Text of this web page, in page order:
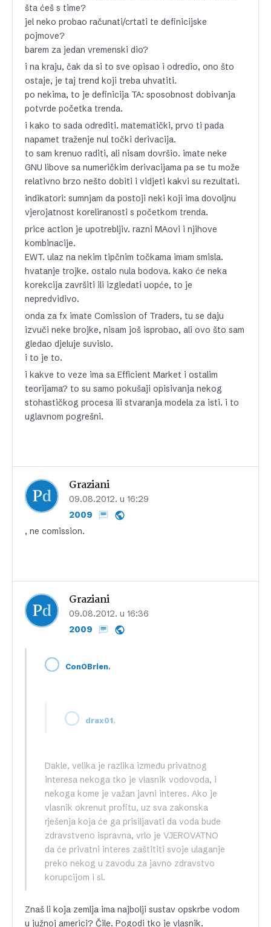
šta ćeš s time?
jel neko probao računati/crtati te definicijske
pojmove?
barem za jedan vremenski dio?
i na kraju, čak da si to sve opisao i odredio, ono što
ostaje, je taj trend koji treba uhvatiti.
po nekima, to je definicija TA: sposobnost dobivanja
potvrde početka trenda.
i kako to sada odrediti. matematički, prvo ti pada
napamet traženje nul točki derivacija.
to sam krenuo raditi, ali nisam dovršio. imate neke
GNU libove sa numeričkim derivacijama pa se tu može
relativno brzo nešto dobiti i vidjeti kakvi su rezultati.
indikatori: sumnjam da postoji neki koji ima dovoljnu
vjerojatnost koreliranosti s početkom trenda.
price action je upotrebljiv. razni MAovi i njihove
kombinacije.
EWT. ulaz na nekim tipčnim točkama imam smisla.
hvatanje trojke. ostalo nula bodova. kako će neka
korekcija završiti ili izgledati uopće, to je
nepredvidivo.
onda za fx imate Comission of Traders, tu se daju
izvuči neke brojke, nisam još isprobao, ali ovo što sam
gledao djeluje suvislo.
i to je to.
i kakve to veze ima sa Efficient Market i ostalim
teorijama? to su samo pokušaji opisivanja nekog
stohastičkog procesa ili stvaranja modela za isti. i to
uglavnom pogrešni.
Graziani
09.08.2012. u 16:29
2009
, ne comission.
Graziani
09.08.2012. u 16:36
2009
ConOBrien,
drax01,
Dakle, velika je razlika između privatnog
interesa nekoga tko je vlasnik vodovoda, i
nekoga kome je važan javni interes. Ako je
vlasnik okrenut profitu, uz sva zakonska
rješenja koja će ga prisiljavati da voda bude
zdravstveno ispravna, vrlo je VJEROVATNO
da će privatni interes zaštititi svoje ulaganje
preko nekog u zavodu za javno zdravstvo
korupcijom i sl.
Znaš li koja zemlja ima najbolji sustav opskrbe vodom
u južnoj americi? Čile. Pogodi tko je vlasnik.